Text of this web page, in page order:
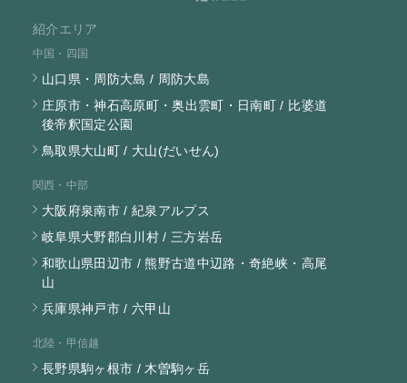
紹介エリア
中国・四国
山口県・周防大島 / 周防大島
庄原市・神石高原町・奥出雲町・日南町 / 比婆道
後帝釈国定公園
鳥取県大山町 / 大山(だいせん)
関西・中部
大阪府泉南市 / 紀泉アルプス
岐阜県大野郡白川村 / 三方岩岳
和歌山県田辺市 / 熊野古道中辺路・奇絶峡・高尾
山
兵庫県神戸市 / 六甲山
北陸・甲信越
長野県駒ヶ根市 / 木曽駒ヶ岳